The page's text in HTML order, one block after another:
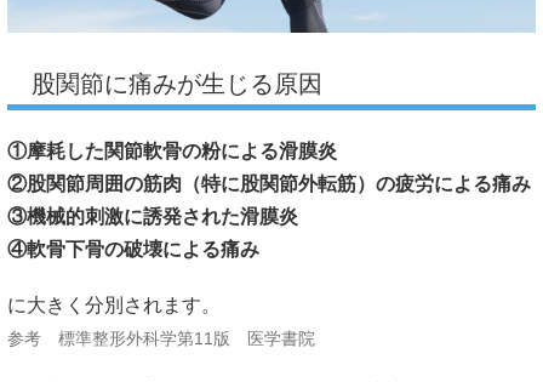
股関節に痛みが生じる原因
①摩耗した関節軟骨の粉による滑膜炎
②股関節周囲の筋肉（特に股関節外転筋）の疲労による痛み
③機械的刺激に誘発された滑膜炎
④軟骨下骨の破壊による痛み
に大きく分別されます。
参考 標準整形外科学第11版 医学書院